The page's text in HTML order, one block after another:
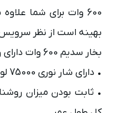
600 وات برای شما
بهینه است از نظر
بخار سدیم 600 وات دارای ویژگی‌های مهم زیر است:
• دارای شار نوری 75000 لومن